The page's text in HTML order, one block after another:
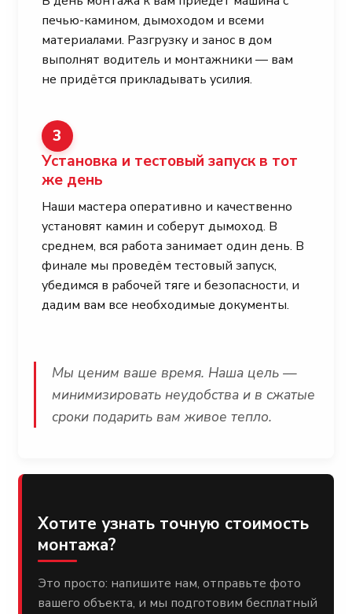
печью-камином, дымоходом и всеми
материалами. Разгрузку и занос в дом
выполнят водитель и монтажники — вам
не придётся прикладывать усилия.
3
Установка и тестовый запуск в тот
же день
Наши мастера оперативно и качественно
установят камин и соберут дымоход. В
среднем, вся работа занимает один день. В
финале мы проведём тестовый запуск,
убедимся в рабочей тяге и безопасности, и
дадим вам все необходимые документы.
Мы ценим ваше время. Наша цель —
минимизировать неудобства и в сжатые
сроки подарить вам живое тепло.
Хотите узнать точную стоимость
монтажа?
Это просто: напишите нам, отправьте фото
вашего объекта, и мы подготовим бесплатный